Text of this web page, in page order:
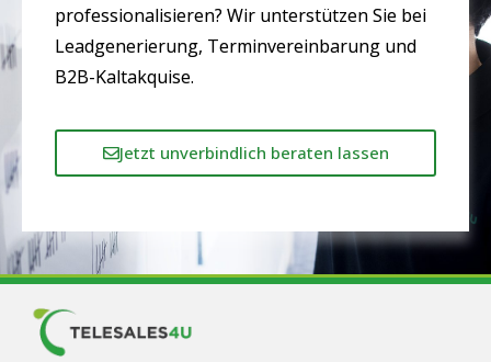
professionalisieren? Wir unterstützen Sie bei
Leadgenerierung, Terminvereinbarung und
B2B-Kaltakquise.
Jetzt unverbindlich beraten lassen